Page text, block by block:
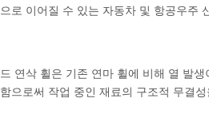
로 이어질 수 있는 자동차 및 항공우주
연삭 휠은 기존 연마 휠에 비해 열 발
로써 작업 중인 재료의 구조적 무결